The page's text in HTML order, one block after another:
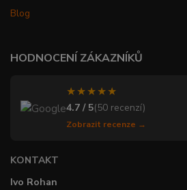
Blog
HODNOCENÍ ZÁKAZNÍKŮ
★★★★★
4.7 / 5(50 recenzí)
Zobrazit recenze →
KONTAKT
Ivo Rohan